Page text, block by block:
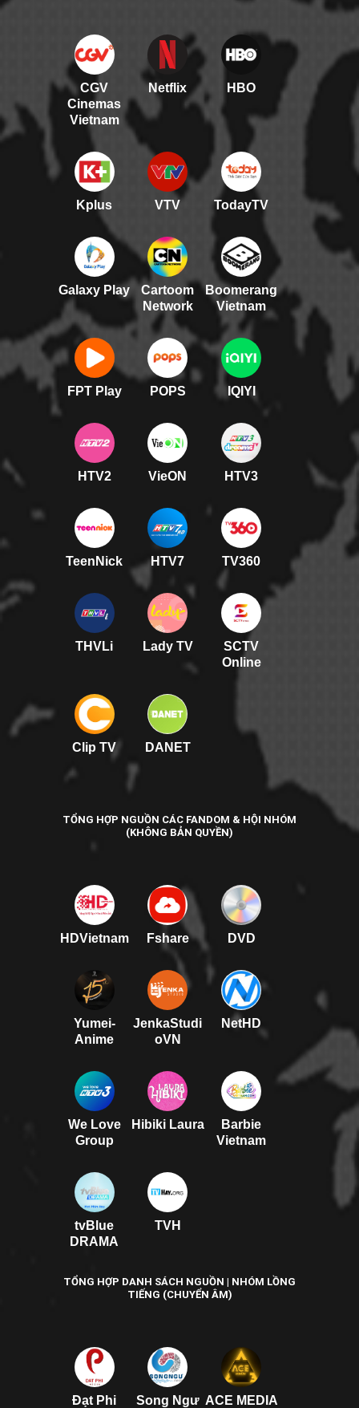
CGV
Cinemas
Vietnam
Netflix HBO
Kplus VTV TodayTV
Galaxy Play
Cartoom
Network
Boomerang
Vietnam
FPT Play POPS IQIYI
HTV2 VieON HTV3
TeenNick HTV7 TV360
THVLi Lady TV
SCTV
Online
Clip TV DANET
TỔNG HỢP NGUỒN CÁC FANDOM & HỘI NHÓM
(KHÔNG BẢN QUYỀN)
HDVietnam Fshare DVD
Yumei-
Anime
JenkaStudi
oVN
NetHD
We Love
Group
Hibiki Laura
Barbie
Vietnam
tvBlue
DRAMA
TVH
TỔNG HỢP DANH SÁCH NGUỒN | NHÓM LỒNG
TIẾNG (CHUYỂN ÂM)
Đạt Phi
Song Ngư ACE MEDIA